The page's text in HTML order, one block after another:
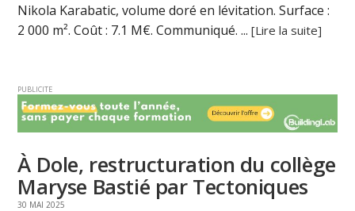
Nikola Karabatic, volume doré en lévitation. Surface :
2 000 m². Coût : 7.1 M€. Communiqué. ...[Lire la suite]
PUBLICITE
À Dole, restructuration du collège
Maryse Bastié par Tectoniques
30 MAI 2025